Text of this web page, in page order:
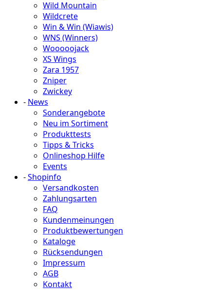
Wild Mountain
Wildcrete
Win & Win (Wiawis)
WNS (Winners)
Wooooojack
XS Wings
Zara 1957
Zniper
Zwickey
- News
Sonderangebote
Neu im Sortiment
Produkttests
Tipps & Tricks
Onlineshop Hilfe
Events
-Shopinfo
Versandkosten
Zahlungsarten
FAQ
Kundenmeinungen
Produktbewertungen
Kataloge
Rücksendungen
Impressum
AGB
Kontakt